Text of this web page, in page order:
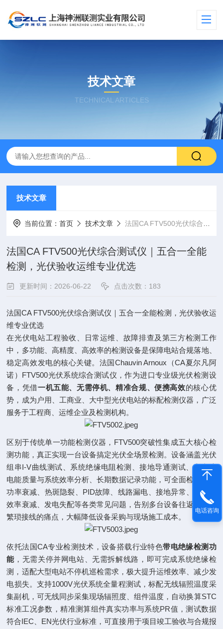
技术文章
TECHNICAL ARTICLES
技术文章
当前位置：首页 技术文章 法国CA FTV500光伏综合测试仪｜五合一全能检测，光伏验收运维专业优选
法国CA FTV500光伏综合测试仪｜五合一全能
检测，光伏验收运维专业优选
更新时间：2026-06-22 点击次数：183
法国CA FTV500光伏综合测试仪｜五合一全能检测，光伏验收运
维专业优选
在光伏电站工程验收、日常运维、故障排查及第三方检测工作
中，多功能、高精度、高效率的检测设备是保障电站合规落地、
稳定高效发电的核心关键。法国Chauvin Arnoux（CA夏尔凡阿
诺）FTV500光伏系统综合测试仪，作为进口专业级光伏检测设
备，凭借一机五能、无需停机、精准合规、便携高效的核心优
势，成为户用、工商业、大中型光伏电站的标配检测仪器，广泛
服务于工程商、运维企业及检测机构。
区别于传统单一功能检测仪器，FTV500突破性集成五大核心检
测功能，真正实现一台设备搞定光伏全场景检测。设备涵盖光伏
组串I-V曲线测试、系统绝缘电阻检测、接地导通测试、交直流
电能质量与系统效率分析、长期数据记录功能，可全面检测组件
功率衰减、热斑隐裂、PID故障、线路漏电、接地异常、逆变器
效率衰减、发电失配等各类常见问题，告别多台设备往返携带、
繁琐接线的痛点，大幅降低设备采购与现场施工成本。
依托法国CA专业检测技术，设备搭载行业特色带电绝缘检测功
能 ，无需关停并网电站、无需拆解线路，即可完成系统绝缘检
测，适配大型电站不停机巡检需求，极大提升运维效率、减少发
电损失。支持1000V光伏系统全量程测试，标配无线辐照温度采
集副机，可无线同步采集现场辐照度、组件温度，自动换算STC
标准工况参数，精准测算组件真实功率与系统PR值，测试数据
符合IEC、EN光伏行业标准，可直接用于项目竣工验收与合规报
电话咨询